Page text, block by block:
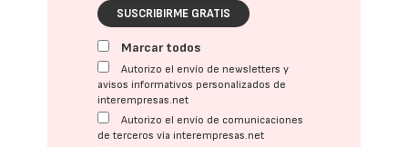
SUSCRIBIRME GRATIS
Marcar todos
Autorizo el envío de newsletters y
avisos informativos personalizados de
interempresas.net
Autorizo el envío de comunicaciones
de terceros vía interempresas.net